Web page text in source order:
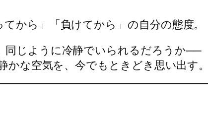
から」「負けてから」の自分の態度。
同じように冷静でいられるだろうか──
かな空気を、今でもときどき思い出す